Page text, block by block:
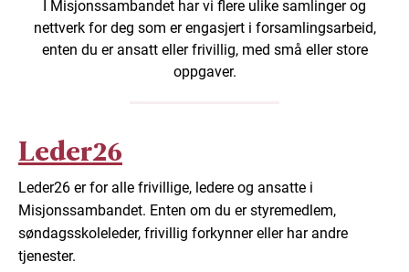
I Misjonssambandet har vi flere ulike samlinger og
nettverk for deg som er engasjert i forsamlingsarbeid,
enten du er ansatt eller frivillig, med små eller store
oppgaver.
Leder26
Leder26 er for alle frivillige, ledere og ansatte i
Misjonssambandet. Enten om du er styremedlem,
søndagsskoleleder, frivillig forkynner eller har andre
tjenester.